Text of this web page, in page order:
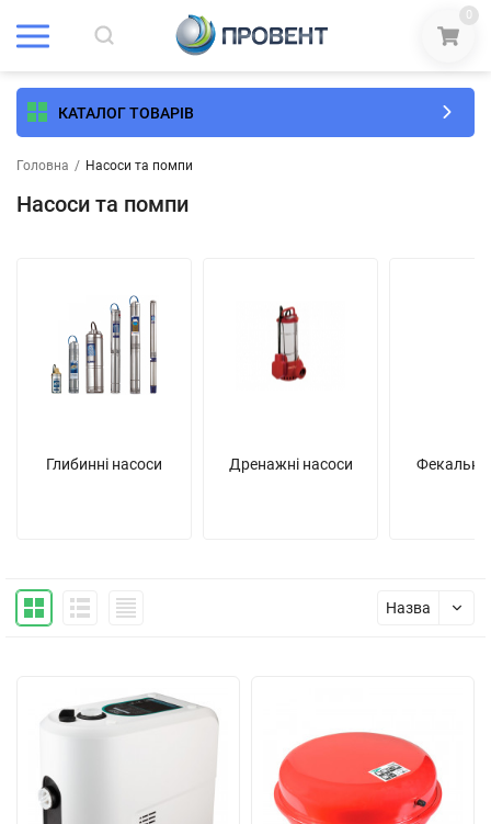
0
КАТАЛОГ ТОВАРІВ
Головна / Насоси та помпи
Насоси та помпи
Глибинні насоси Дренажні насоси Фекальні
Назва